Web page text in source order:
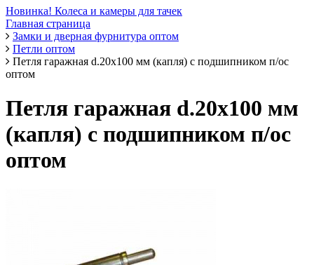
Новинка! Колеса и камеры для тачек
Главная страница
Замки и дверная фурнитура оптом
Петли оптом
Петля гаражная d.20х100 мм (капля) с подшипником п/ос
оптом
Петля гаражная d.20х100 мм
(капля) с подшипником п/ос
оптом